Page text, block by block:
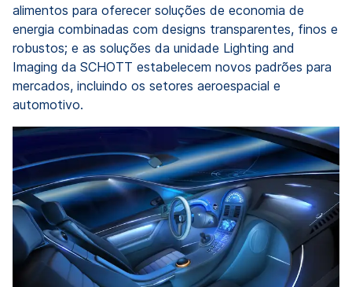
alimentos para oferecer soluções de economia de
energia combinadas com designs transparentes, finos e
robustos; e as soluções da unidade Lighting and
Imaging da SCHOTT estabelecem novos padrões para
mercados, incluindo os setores aeroespacial e
automotivo.